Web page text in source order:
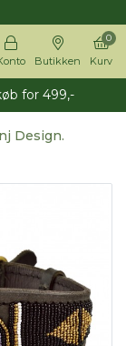
Butikken Kurv
0
for 499,-
Design.